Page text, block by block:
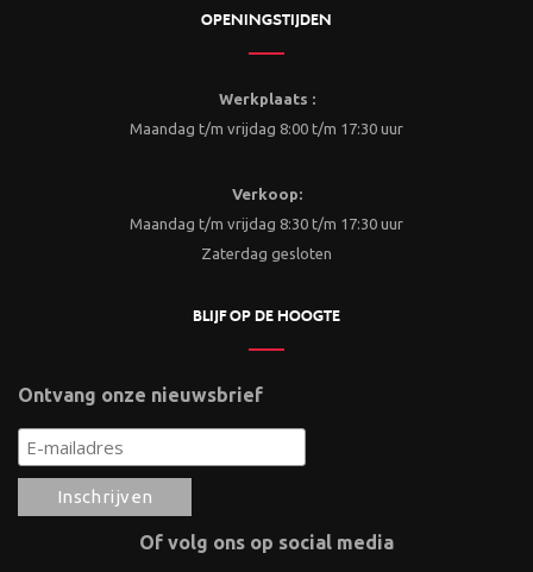
OPENINGSTIJDEN
Werkplaats :
Maandag t/m vrijdag 8:00 t/m 17:30 uur
Verkoop:
Maandag t/m vrijdag 8:30 t/m 17:30 uur
Zaterdag gesloten
BLIJF OP DE HOOGTE
Ontvang onze nieuwsbrief
Of volg ons op social media